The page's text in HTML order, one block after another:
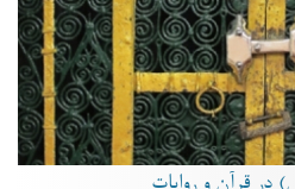
قرآن و روایات